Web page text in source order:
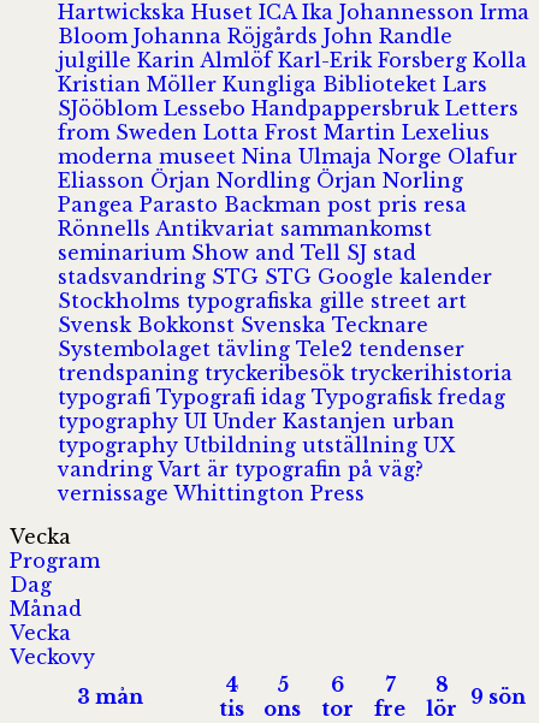
Hartwickska Huset ICA Ika Johannesson Irma
Bloom Johanna Röjgårds John Randle
julgille Karin Almlöf Karl-Erik Forsberg Kolla
Kristian Möller Kungliga Biblioteket Lars
SJööblom Lessebo Handpappersbruk Letters
from Sweden Lotta Frost Martin Lexelius
moderna museet Nina Ulmaja Norge Olafur
Eliasson Örjan Nordling Örjan Norling
Pangea Parasto Backman post pris resa
Rönnells Antikvariat sammankomst
seminarium Show and Tell SJ stad
stadsvandring STG STG Google kalender
Stockholms typografiska gille street art
Svensk Bokkonst Svenska Tecknare
Systembolaget tävling Tele2 tendenser
trendspaning tryckeribesök tryckerihistoria
typografi Typografi idag Typografisk fredag
typography UI Under Kastanjen urban
typography Utbildning utställning UX
vandring Vart är typografin på väg?
vernissage Whittington Press
Vecka
Program
Dag
Månad
Vecka
Veckovy
3 mån
4
tis
5
ons
6
tor
7
fre
8
lör
9 sön